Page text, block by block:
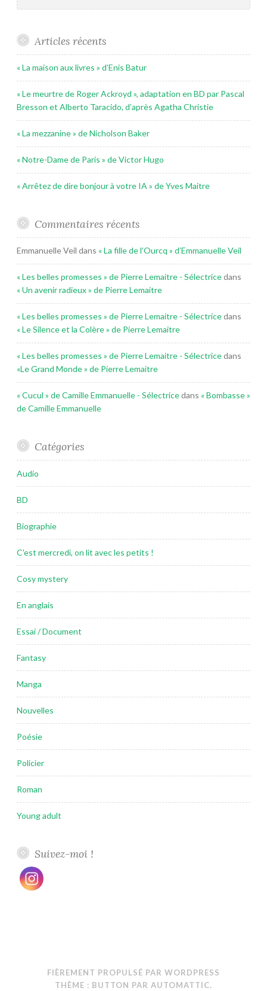
Articles récents
« La maison aux livres » d’Enis Batur
« Le meurtre de Roger Ackroyd », adaptation en BD par Pascal
Bresson et Alberto Taracido, d’après Agatha Christie
« La mezzanine » de Nicholson Baker
« Notre-Dame de Paris » de Victor Hugo
« Arrêtez de dire bonjour à votre IA » de Yves Maitre
Commentaires récents
Emmanuelle Veil dans « La fille de l’Ourcq » d’Emmanuelle Veil
« Les belles promesses » de Pierre Lemaitre - Sélectricedans
« Un avenir radieux » de Pierre Lemaitre
« Les belles promesses » de Pierre Lemaitre - Sélectricedans
« Le Silence et la Colère » de Pierre Lemaitre
« Les belles promesses » de Pierre Lemaitre - Sélectricedans
«Le Grand Monde » de Pierre Lemaitre
« Cucul » de Camille Emmanuelle - Sélectricedans « Bombasse »
de Camille Emmanuelle
Catégories
Audio
BD
Biographie
C'est mercredi, on lit avec les petits !
Cosy mystery
En anglais
Essai / Document
Fantasy
Manga
Nouvelles
Poésie
Policier
Roman
Young adult
Suivez-moi !
FIÈREMENT PROPULSÉ PAR WORDPRESS
THÈME : BUTTON PAR AUTOMATTIC.